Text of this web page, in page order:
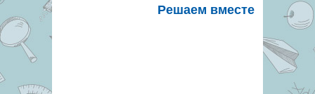
Решаем вместе